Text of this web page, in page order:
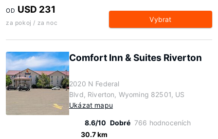
OD USD 231
za pokoj / za noc Vybrat
Comfort Inn & Suites Riverton
2020 N Federal
Blvd, Riverton, Wyoming 82501, US
Ukázat mapu
8.6/10 Dobré 766 hodnoceních
30.7 km